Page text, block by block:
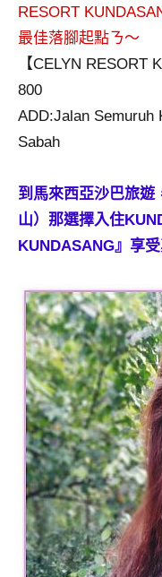
RESORT
最佳落腳起點ㄋ～
【CELYN RESORT
800
ADD:Jalan Semuruh
Sabah
到馬來西亞沙巴旅遊
山）那選擇入住
KUNDASANG』享